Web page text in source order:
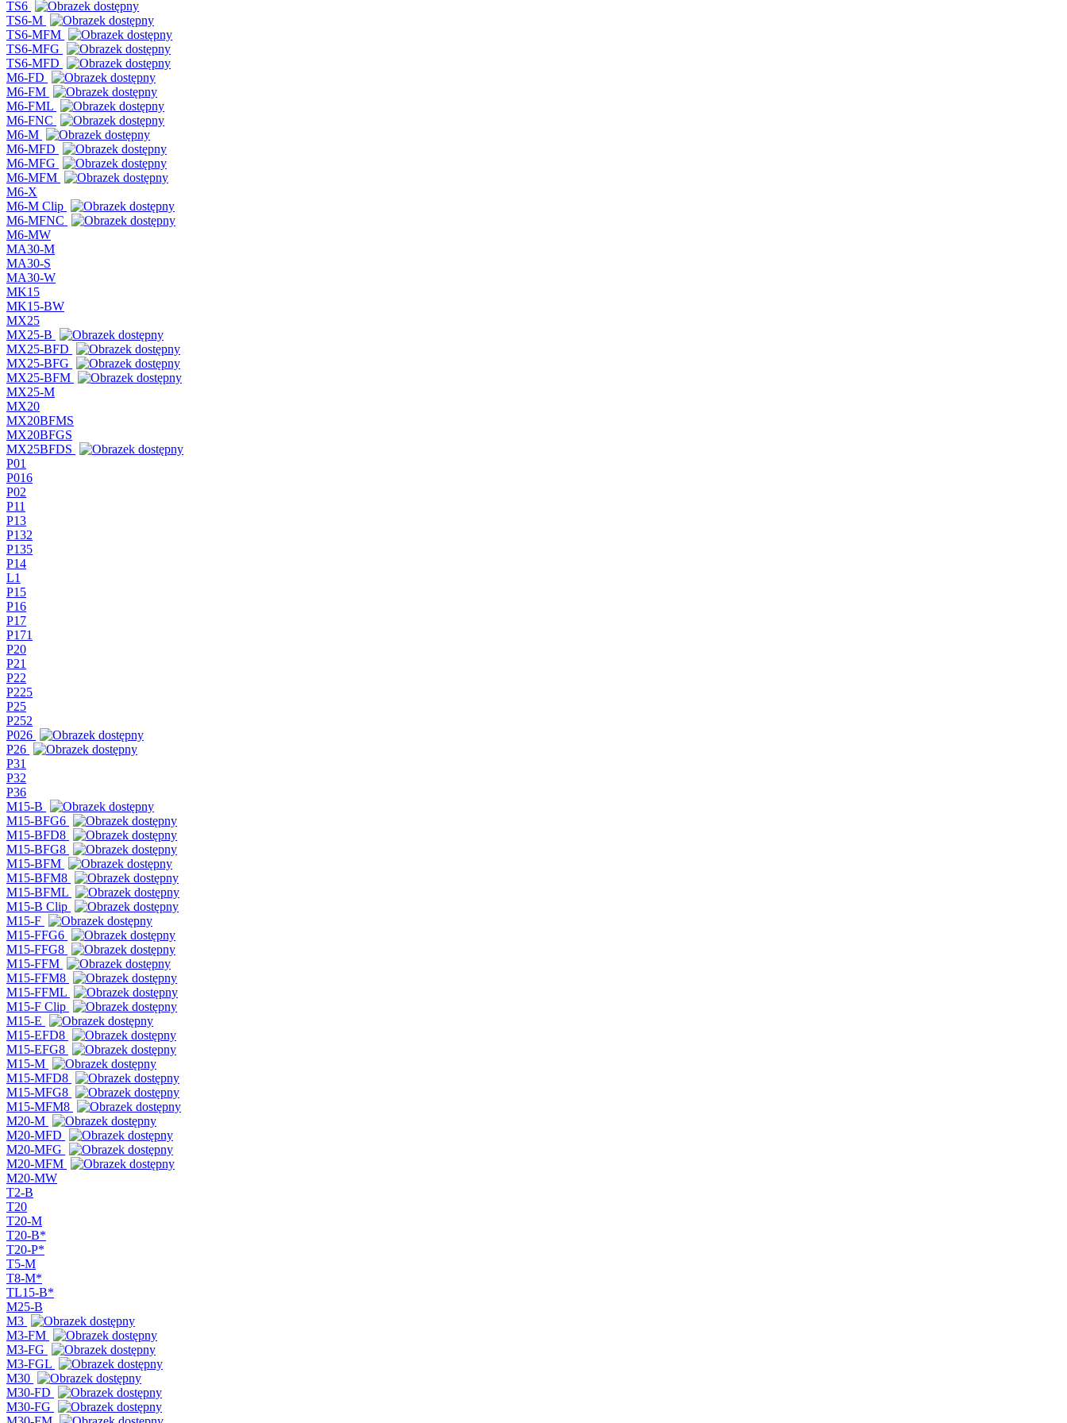
TS6
TS6-M
TS6-MFM
TS6-MFG
TS6-MFD
M6-FD
M6-FM
M6-FML
M6-FNC
M6-M
M6-MFD
M6-MFG
M6-MFM
M6-X
M6-M Clip
M6-MFNC
M6-MW
MA30-M
MA30-S
MA30-W
MK15
MK15-BW
MX25
MX25-B
MX25-BFD
MX25-BFG
MX25-BFM
MX25-M
MX20
MX20BFMS
MX20BFGS
MX25BFDS
P01
P016
P02
P11
P13
P132
P135
P14
L1
P15
P16
P17
P171
P20
P21
P22
P225
P25
P252
P026
P26
P31
P32
P36
M15-B
M15-BFG6
M15-BFD8
M15-BFG8
M15-BFM
M15-BFM8
M15-BFML
M15-B Clip
M15-F
M15-FFG6
M15-FFG8
M15-FFM
M15-FFM8
M15-FFML
M15-F Clip
M15-E
M15-EFD8
M15-EFG8
M15-M
M15-MFD8
M15-MFG8
M15-MFM8
M20-M
M20-MFD
M20-MFG
M20-MFM
M20-MW
T2-B
T20
T20-M
T20-B*
T20-P*
T5-M
T8-M*
TL15-B*
M25-B
M3
M3-FM
M3-FG
M3-FGL
M30
M30-FD
M30-FG